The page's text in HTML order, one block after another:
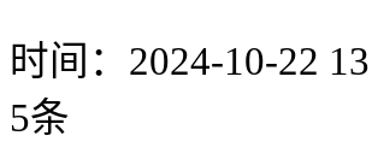
时间：2024-10-22
5条